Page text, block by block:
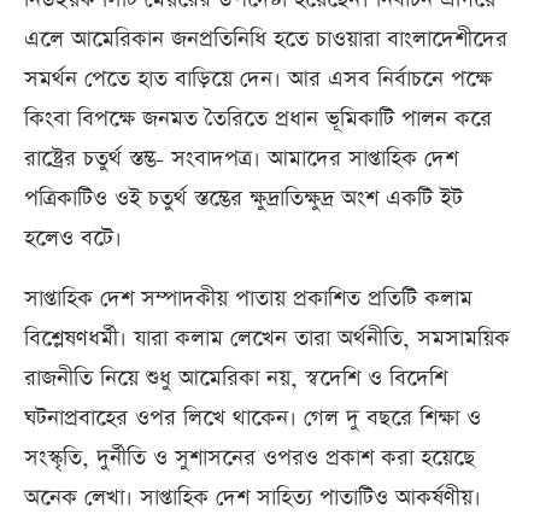
এলে আমেরিকান জনপ্রতিনিধি হতে চাওয়ারা বাংলাদেশীদের
সমর্থন পেতে হাত বাড়িয়ে দেন। আর এসব নির্বাচনে পক্ষে
কিংবা বিপক্ষে জনমত তৈরিতে প্রধান ভূমিকাটি পালন করে
রাষ্ট্রের চতুর্থ স্তম্ভ- সংবাদপত্র। আমাদের সাপ্তাহিক দেশ
পত্রিকাটিও ওই চতুর্থ স্তম্ভের ক্ষুদ্রাতিক্ষুদ্র অংশ একটি ইট
হলেও বটে।
সাপ্তাহিক দেশ সম্পাদকীয় পাতায় প্রকাশিত প্রতিটি কলাম
বিশ্লেষণধর্মী। যারা কলাম লেখেন তারা অর্থনীতি, সমসাময়িক
রাজনীতি নিয়ে শুধু আমেরিকা নয়, স্বদেশি ও বিদেশি
ঘটনাপ্রবাহের ওপর লিখে থাকেন। গেল দু বছরে শিক্ষা ও
সংস্কৃতি, দুর্নীতি ও সুশাসনের ওপরও প্রকাশ করা হয়েছে
অনেক লেখা। সাপ্তাহিক দেশ সাহিত্য পাতাটিও আকর্ষণীয়।